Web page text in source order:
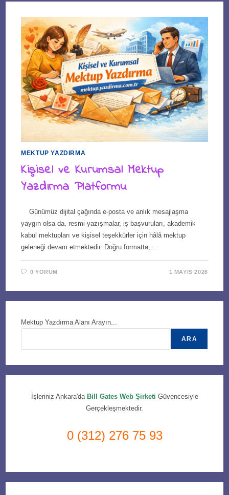
MEKTUP YAZDIRMA
Kişisel ve Kurumsal Mektup
Yazdırma Platformu
Günümüz dijital çağında e-posta ve anlık mesajlaşma
yaygın olsa da, resmi yazışmalar, iş başvuruları, akademik
kabul mektupları ve kişisel teşekkürler için hâlâ mektup
geleneği devam etmektedir. Doğru formatta,…
0 YORUM 1 MAYIS 2026
Mektup Yazdırma Alanı Arayın...
ARA
İşleriniz Ankara'da Bill Gates Web Şirketi Güvencesiyle
Gerçekleşmektedir.
0 (312) 276 75 93